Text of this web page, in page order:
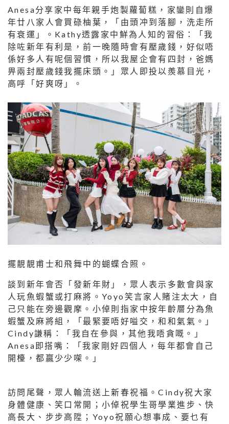
Anesa分享家中每年親手炮製蘿蔔糕，家鑾則自爆
年廿八家人會買碌柚葉，「由頭冲到落腳，洗走所
有衰運」。Kathy透露家中鮮為人知的習俗：「我
除咗新年有利是，前一晚隨時會有壓歲錢，好似唔
係好多人有呢個習慣，所以我屋企會有四封，爸媽
畀兩封壓歲錢我擺床頭。」眾人即投以羨慕目光，
高呼「好爽呀」。
擺靚靚甫士和飛舞中的蝴蝶合照。
談到新年會否「發新年財」，眾人表示多數會與家
人玩魚蝦蟹或打麻將。Yoyo笑言家人賭注太大，自
己只能在旁邊觀摩。小倬則指家中按年齡層分為魚
蝦蟹及麻將組，「最緊要唔好嗌交，和和氣氣。」
Cindy謙稱：「我自在參與，其他我唔貪嘅。」
Anesa即搭嘴：「我家剛好四個人，每年都會自己
開檯，都贏少少㗎。」
訪問尾聲，眾人輪流送上新春祝福。Cindy祝大家
身體健康、笑口常開；小倬祝學生哥學業進步、快
高長大、步步高陞；Yoyo祝願心想事成、要乜有